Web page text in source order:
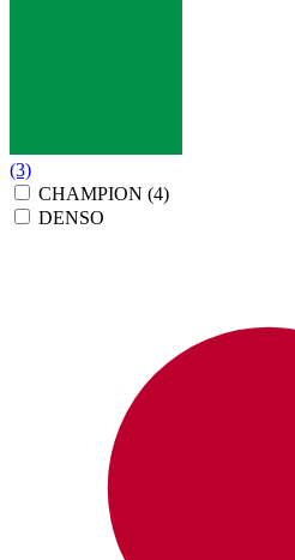
(3)
CHAMPION (4)
DENSO